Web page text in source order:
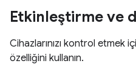
Etkinleştirme ve
Cihazlarınızı kontrol etmek
özelliğini kullanın.